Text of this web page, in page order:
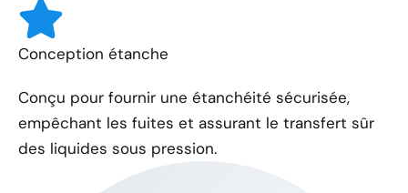
Conception étanche
Conçu pour fournir une étanchéité sécurisée,
empêchant les fuites et assurant le transfert sûr
des liquides sous pression.